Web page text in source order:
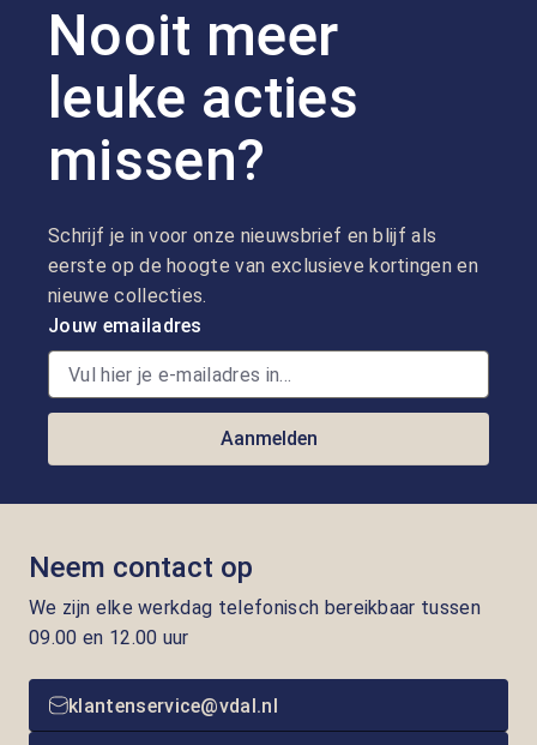
Nooit meer
leuke acties
missen?
Schrijf je in voor onze nieuwsbrief en blijf als
eerste op de hoogte van exclusieve kortingen en
nieuwe collecties.
Jouw emailadres
Aanmelden
Neem contact op
We zijn elke werkdag telefonisch bereikbaar tussen
09.00 en 12.00 uur
klantenservice@vdal.nl